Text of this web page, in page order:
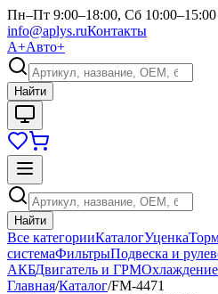
Пн–Пт 9:00–18:00, Сб 10:00–15:00
info@aplys.ruКонтакты
А+Авто+
Найти
Найти
Все категорииКаталогУценка
системаФильтрыПодвеска и
АКБДвигатель и ГРМОхлаждение
Главная/Каталог/FM-4471